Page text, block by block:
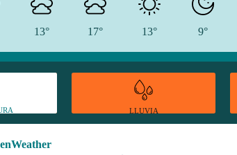
13° 17° 13° 9°
LLUVIA